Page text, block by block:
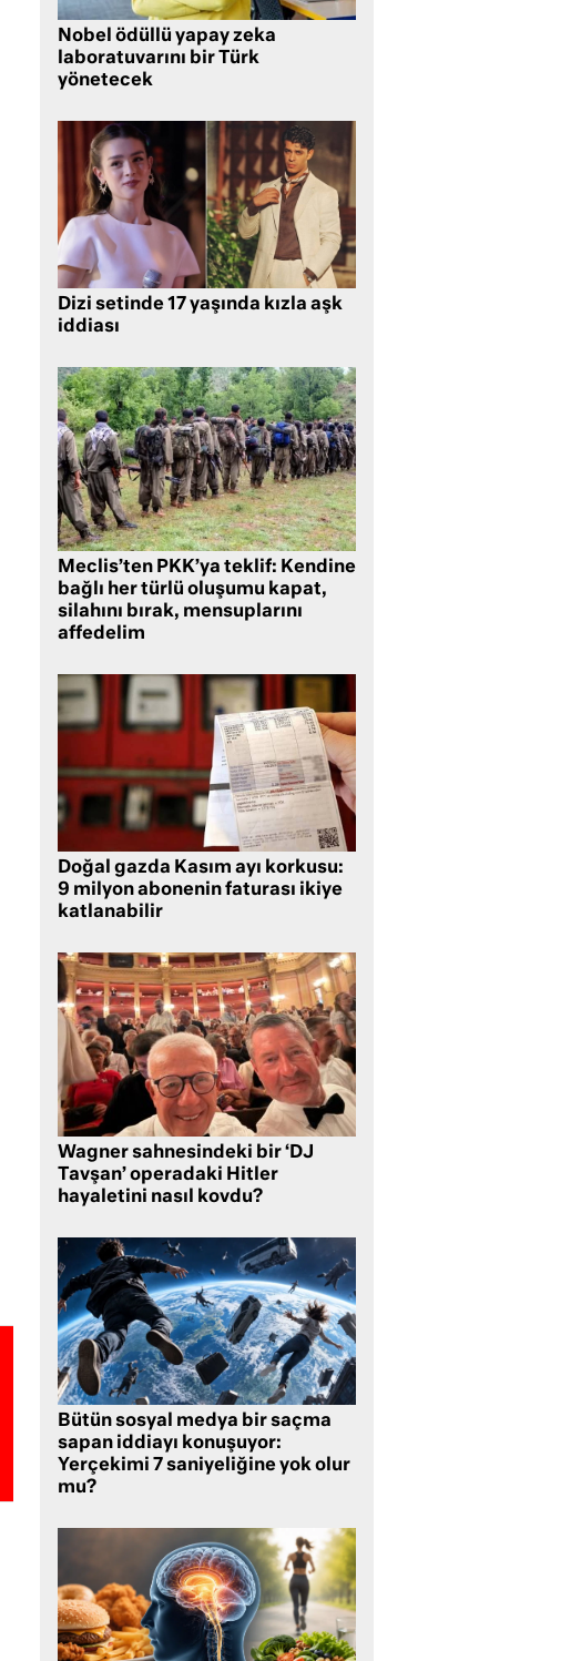
Nobel ödüllü yapay zeka
laboratuvarını bir Türk
yönetecek
Dizi setinde 17 yaşında kızla aşk
iddiası
Meclis’ten PKK’ya teklif: Kendine
bağlı her türlü oluşumu kapat,
silahını bırak, mensuplarını
affedelim
Doğal gazda Kasım ayı korkusu:
9 milyon abonenin faturası ikiye
katlanabilir
Wagner sahnesindeki bir ‘DJ
Tavşan’ operadaki Hitler
hayaletini nasıl kovdu?
Bütün sosyal medya bir saçma
sapan iddiayı konuşuyor:
Yerçekimi 7 saniyeliğine yok olur
mu?